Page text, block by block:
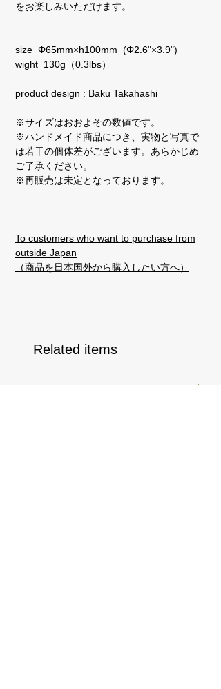
をお楽しみいただけます。
size Φ65mm×h100mm (Φ2.6"×3.9")
wight 130g（0.3lbs）
product design : Baku Takahashi
※サイズはおおよその数値です。
※ハンドメイド商品につき、実物と写真で
は若干の個体差がございます。あらかじめ
ご了承ください。
※再販売は未定となっております。
To customers who want to purchase from
outside Japan
（商品を日本国外から購入したい方へ）
Related items